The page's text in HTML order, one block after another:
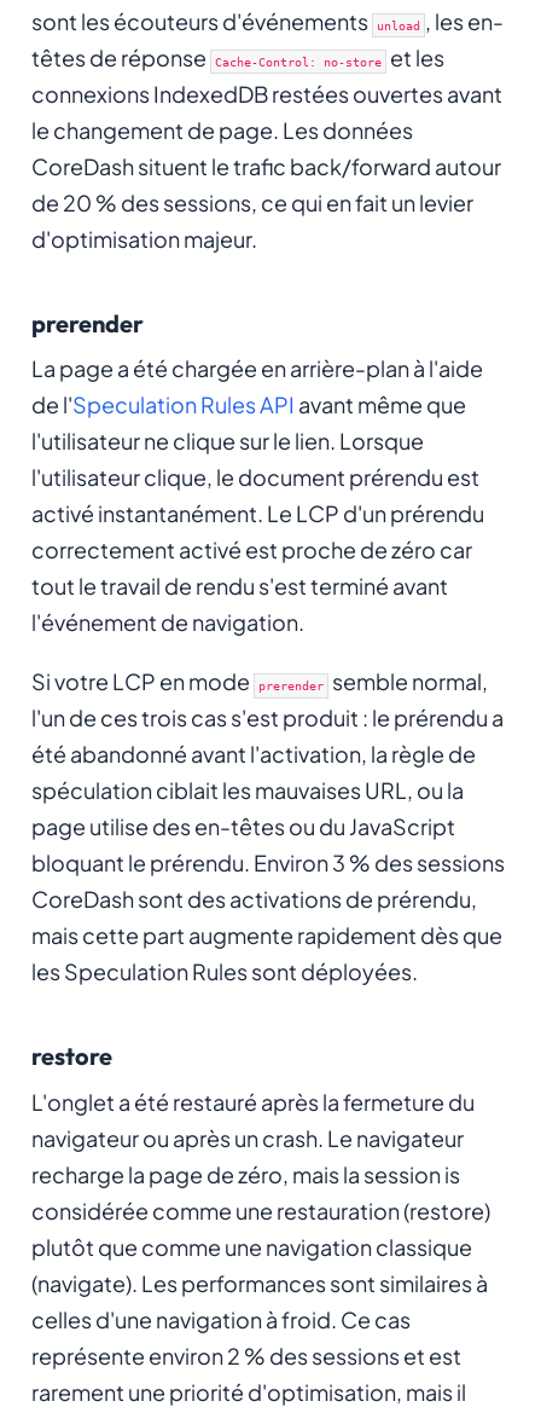
sont les écouteurs d'événements
unload , les en-
têtes de réponse
Cache-Control: no-store et les
connexions IndexedDB restées ouvertes avant
le changement de page. Les données
CoreDash situent le trafic back/forward autour
de 20 % des sessions, ce qui en fait un levier
d'optimisation majeur.
prerender
La page a été chargée en arrière-plan à l'aide
de l'Speculation Rules API avant même que
l'utilisateur ne clique sur le lien. Lorsque
l'utilisateur clique, le document prérendu est
activé instantanément. Le LCP d'un prérendu
correctement activé est proche de zéro car
tout le travail de rendu s'est terminé avant
l'événement de navigation.
Si votre LCP en mode prerender semble normal,
l'un de ces trois cas s'est produit : le prérendu a
été abandonné avant l'activation, la règle de
spéculation ciblait les mauvaises URL, ou la
page utilise des en-têtes ou du JavaScript
bloquant le prérendu. Environ 3 % des sessions
CoreDash sont des activations de prérendu,
mais cette part augmente rapidement dès que
les Speculation Rules sont déployées.
restore
L'onglet a été restauré après la fermeture du
navigateur ou après un crash. Le navigateur
recharge la page de zéro, mais la session is
considérée comme une restauration (restore)
plutôt que comme une navigation classique
(navigate). Les performances sont similaires à
celles d'une navigation à froid. Ce cas
représente environ 2 % des sessions et est
rarement une priorité d'optimisation, mais il